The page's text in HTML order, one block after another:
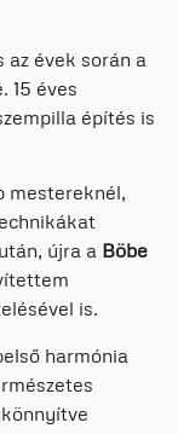
az évek során a
15 éves
építés is
mestereknél,
újra a Böbe
is.
harmónia